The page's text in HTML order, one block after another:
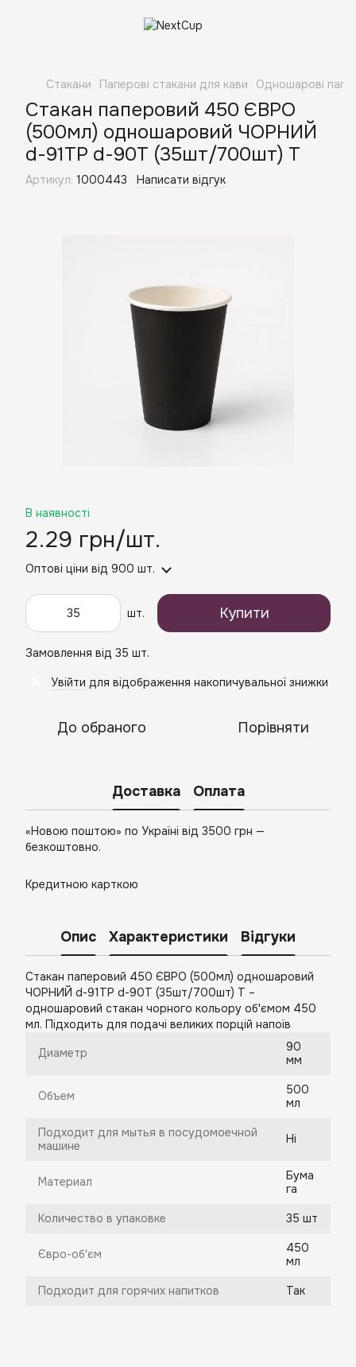
Стакани Паперові стакани для кави Одношарові
Стакан паперовий 450 ЄВРО
(500мл) одношаровий ЧОРНИЙ
d-91ТР d-90Т (35шт/700шт) Т
Артикул: 1000443 Написати відгук
В наявності
2.29 грн/шт.
Оптові ціни від 900 шт.
шт. Купити
Замовлення від 35 шт.
Увійти для відображення накопичувальної знижки
До обраного Порівняти
Доставка Оплата
«Новою поштою» по Україні від 3500 грн —
безкоштовно.
Кредитною карткою
Опис Характеристики Відгуки
Стакан паперовий 450 ЄВРО (500мл) одношаровий
ЧОРНИЙ d-91ТР d-90Т (35шт/700шт) Т –
одношаровий стакан чорного кольору об'ємом 450
мл. Підходить для подачі великих порцій напоїв
Диаметр
90
мм
Объем
500
мл
Подходит для мытья в посудомоечной
машине
Ні
Материал
Бума
га
Количество в упаковке 35 шт
Євро-об'єм
450
мл
Подходит для горячих напитков Так